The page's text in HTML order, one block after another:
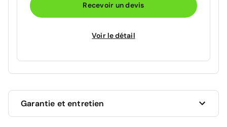
Recevoir un devis
Voir le détail
Garantie et entretien